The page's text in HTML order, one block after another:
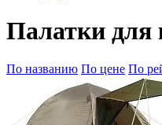
Палатки для
По названию По цене По